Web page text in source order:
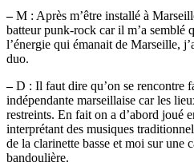
–M : Après m’être installé à
batteur punk-rock car il m’a semblé
l’énergie qui émanait de Marseille,
duo.
–D : Il faut dire qu’on se rencontre
indépendante marseillaise car les
restreints. En fait on a d’abord joué
interprétant des musiques
de la clarinette basse et moi sur une
bandoulière.